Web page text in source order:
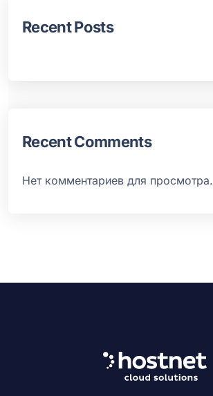
Recent Posts
Recent Comments
Нет комментариев для просмотра.